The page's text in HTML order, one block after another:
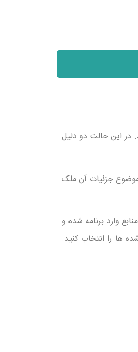
در این حالت دو دلیل
جزئیات آن ملک
وارد برنامه شده و
ها را انتخاب کنید.